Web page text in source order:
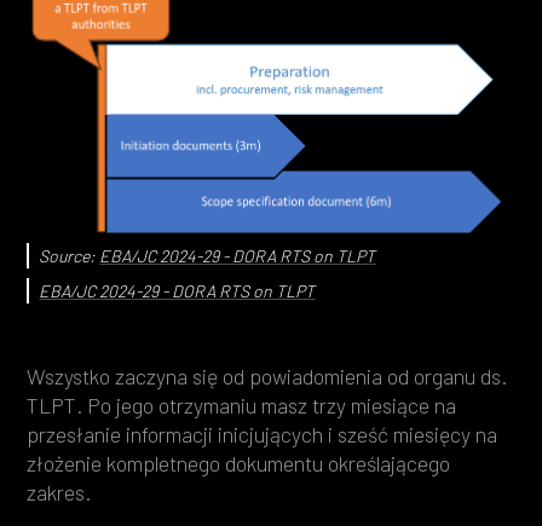
Source: EBA/JC 2024-29 - DORA RTS on TLPT
EBA/JC 2024-29 - DORA RTS on TLPT
Wszystko zaczyna się od powiadomienia od organu ds.
TLPT. Po jego otrzymaniu masz trzy miesiące na
przesłanie informacji inicjujących i sześć miesięcy na
złożenie kompletnego dokumentu określającego
zakres.